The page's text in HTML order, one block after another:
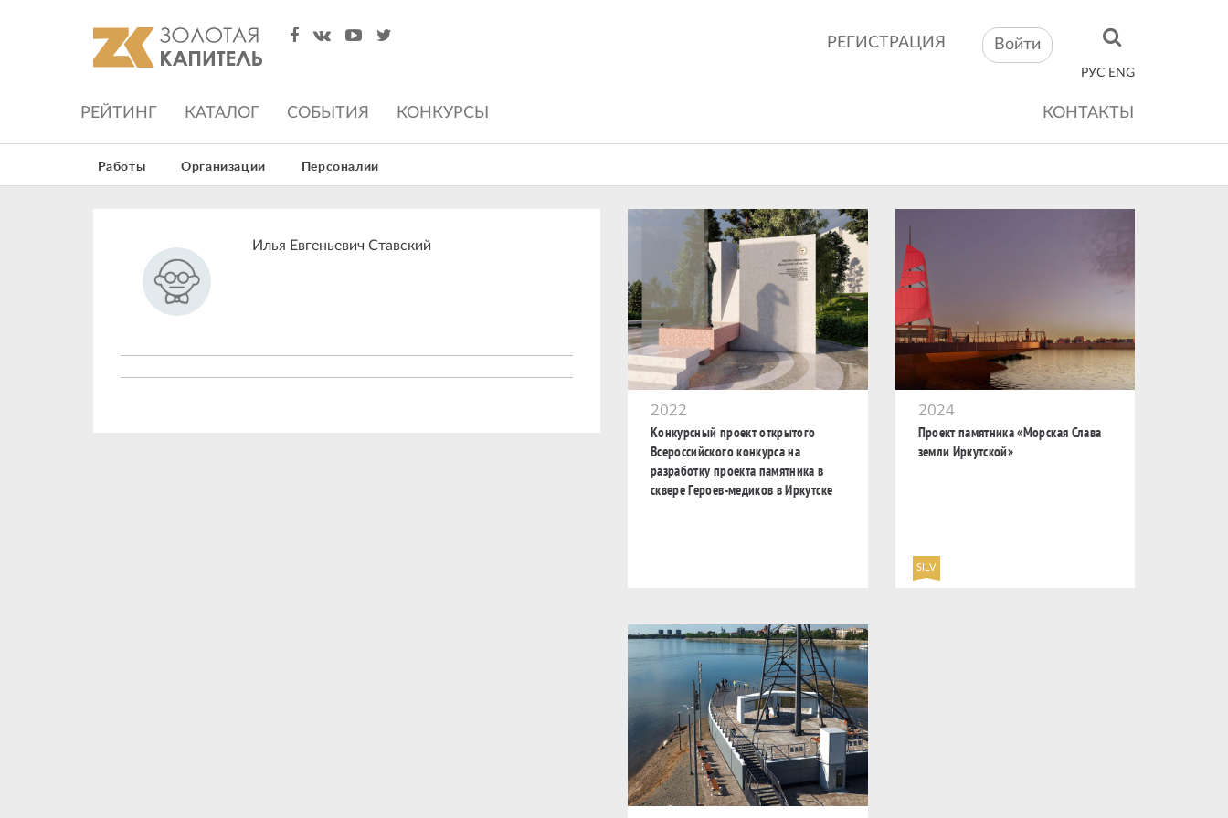
РЕГИСТРАЦИЯ Войти
РУС ENG
РЕЙТИНГ КАТАЛОГ СОБЫТИЯ КОНКУРСЫ КОНТАКТЫ
Работы Организации Персоналии
Илья Евгеньевич Ставский
2022
Конкурсный проект открытого
Всероссийского конкурса на
разработку проекта памятника в
сквере Героев-медиков в Иркутске
2024
Проект памятника «Морская Слава
земли Иркутской»
SILV